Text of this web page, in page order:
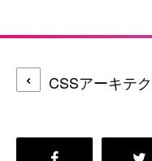
CSSアーキテ